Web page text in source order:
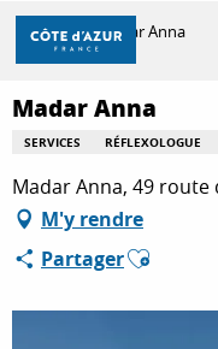
Aller
contenu
principal
DÉCOUVRIR
À FAIRE
SÉJOURNER
Accueil Madar Anna
Madar Anna
SERVICES RÉFLEXOLOGUE
Madar Anna, 49 route
M'y rendre
PartagerAjouter